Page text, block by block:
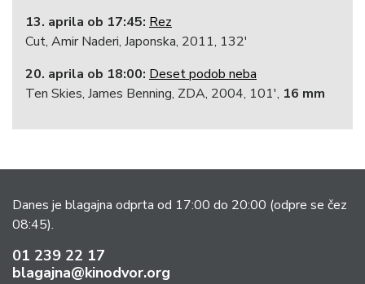
13. aprila ob 17:45: Rez
Cut, Amir Naderi, Japonska, 2011, 132′
20. aprila ob 18:00: Deset podob neba
Ten Skies, James Benning, ZDA, 2004, 101′, 16 mm
Danes je blagajna odprta od 17:00 do 20:00 (odpre se čez
08:45).
01 239 22 17
blagajna@kinodvor.org